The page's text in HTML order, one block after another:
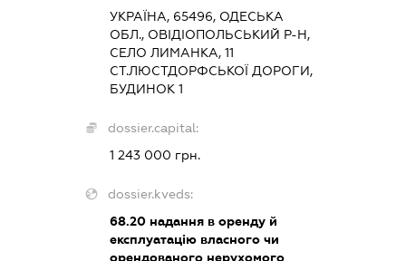
УКРАЇНА, 65496, ОДЕСЬКА
ОБЛ., ОВІДІОПОЛЬСЬКИЙ Р-Н,
СЕЛО ЛИМАНКА, 11
СТ.ЛЮСТДОРФСЬКОЇ ДОРОГИ,
БУДИНОК 1
dossier.capital:
1 243 000 грн.
dossier.kveds:
68.20 надання в оренду й
експлуатацію власного чи
орендованого нерухомого